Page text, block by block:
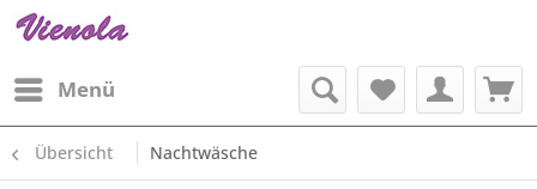
Menü
Übersicht Nachtwäsche